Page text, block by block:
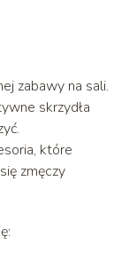
zabawy na sali.
skrzydła
które
zmęczy